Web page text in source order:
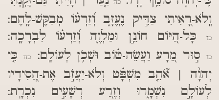
כה
וְֽלֹא-רָ֭אִיתִי צַדִּ֣יק נֶעֱזָ֑ב וְ֝זַרְע֗וֹ מְבַקֶּשׁ-לָֽחֶם:
כו כָּל-הַ֭יּוֹם חוֹנֵ֣ן וּמַלְוֶ֑ה וְ֝זַרְע֗וֹ לִבְרָכָֽה:
כזס֣וּר מֵ֭רָע וַעֲשֵׂה-ט֗וֹב וּשְׁכֹ֥ן לְעוֹלָֽם: כחכִּ֤י
יְהוָ֨ה | אֹ֘הֵ֤ב מִשְׁפָּ֗ט וְלֹא-יַעֲזֹ֣ב אֶת-חֲ֭סִידָיו
לְעוֹלָ֣ם נִשְׁמָ֑רוּ וְזֶ֖רַע רְשָׁעִ֣ים נִכְרָֽת: